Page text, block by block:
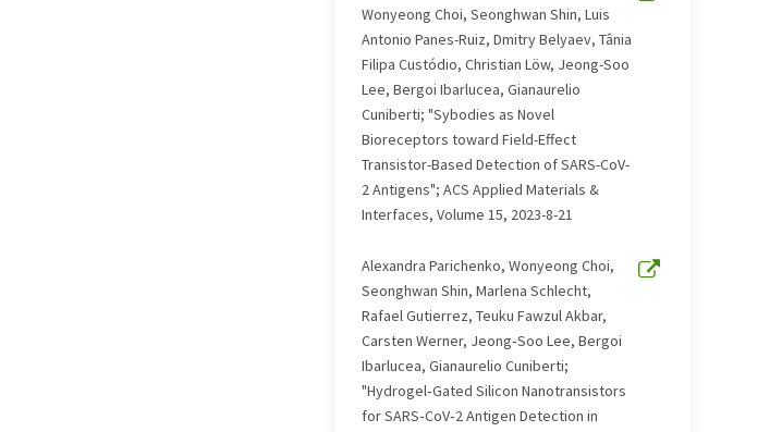
Wonyeong Choi, Seonghwan Shin, Luis
Antonio Panes-Ruiz, Dmitry Belyaev, Tânia
Filipa Custódio, Christian Löw, Jeong-Soo
Lee, Bergoi Ibarlucea, Gianaurelio
Cuniberti; "Sybodies as Novel
Bioreceptors toward Field-Effect
Transistor-Based Detection of SARS-CoV-
2 Antigens"; ACS Applied Materials &
Interfaces, Volume 15, 2023-8-21
Alexandra Parichenko, Wonyeong Choi,
Seonghwan Shin, Marlena Schlecht,
Rafael Gutierrez, Teuku Fawzul Akbar,
Carsten Werner, Jeong‐Soo Lee, Bergoi
Ibarlucea, Gianaurelio Cuniberti;
"Hydrogel‐Gated Silicon Nanotransistors
for SARS‐CoV‐2 Antigen Detection in